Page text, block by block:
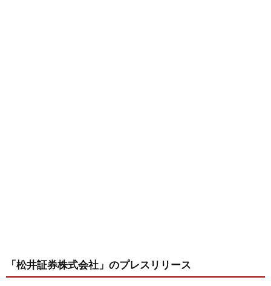
「松井証券株式会社」 のプレスリリース